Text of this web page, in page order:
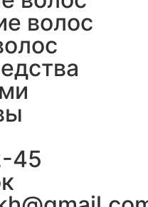
волос
45